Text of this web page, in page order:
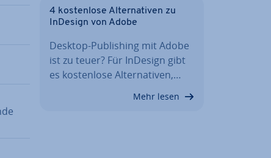
4 kos­ten­lo­se Al­ter­na­ti­ven zu
InDesign von Adobe
Desktop-Pu­bli­shing mit Adobe
ist zu teuer? Für InDesign gibt
es kos­ten­lo­se Al­ter­na­ti­ven,…
Mehr lesen